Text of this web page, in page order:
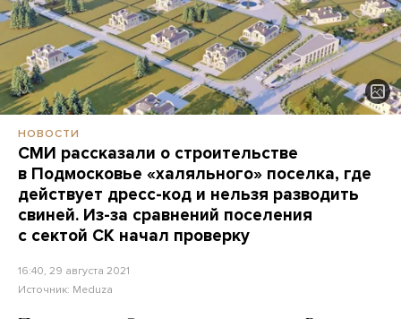
НОВОСТИ
СМИ рассказали о строительстве
в Подмосковье «халяльного» поселка, где
действует дресс-код и нельзя разводить
свиней. Из-за сравнений поселения
с сектой СК начал проверку
16:40, 29 августа 2021
Источник: Meduza